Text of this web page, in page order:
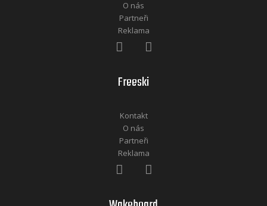
O nás
Partneři
Reklama
Freeski
Kontakt
O nás
Partneři
Reklama